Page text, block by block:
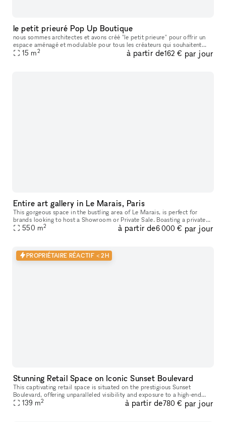
le petit prieuré Pop Up Boutique
nous sommes architectes et avons créé "le petit prieure" pour offrir un
espace aménagé et modulable pour tous les créateurs qui souhaitent
présenter leur travaux ( designers, artistes, céramistes, ph
15 m2 à partir de162 € par jour
Entire art gallery in Le Marais, Paris
This gorgeous space in the bustling area of Le Marais, is perfect for
brands looking to host a Showroom or Private Sale. Boasting a private
entrance that creates a well-lit ambiance. With a trendy m
550 m2 à partir de6 000 € par jour
PROPRIÉTAIRE RÉACTIF < 2H
Stunning Retail Space on Iconic Sunset Boulevard
This captivating retail space is situated on the prestigious Sunset
Boulevard, offering unparalleled visibility and exposure to a high-end
clientele. Recently Renovated & Designed for Impact: Moder
139 m2 à partir de780 € par jour